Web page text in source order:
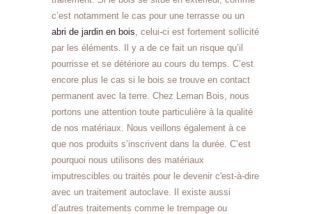
c’est notamment le cas pour une terrasse ou un
abri de jardin en bois , celui-ci est fortement sollicité
par les éléments. Il y a de ce fait un risque qu’il
pourrisse et se détériore au cours du temps. C’est
encore plus le cas si le bois se trouve en contact
permanent avec la terre. Chez Leman Bois, nous
portons une attention toute particulière à la qualité
de nos matériaux. Nous veillons également à ce
que nos produits s’inscrivent dans la durée. C’est
pourquoi nous utilisons des matériaux
imputrescibles ou traités pour le devenir c'est-à-dire
avec un traitement autoclave. Il existe aussi
d’autres traitements comme le trempage ou